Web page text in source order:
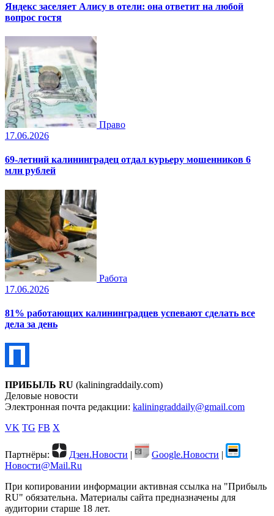
Яндекс заселяет Алису в отели: она ответит на любой
вопрос гостя
Право
17.06.2026
69-летний калининградец отдал курьеру мошенников 6
млн рублей
Работа
17.06.2026
81% работающих калининградцев успевают сделать все
дела за день
ПРИБЫЛЬ RU (kaliningraddaily.com)
Деловые новости
Электронная почта редакции: kaliningraddaily@gmail.com
VK TG FB X
Партнёры: Дзен.Новости | Google.Новости |
Новости@Mail.Ru
При копировании информации активная ссылка на "Прибыль
RU" обязательна. Материалы сайта предназначены для
аудитории старше 18 лет.